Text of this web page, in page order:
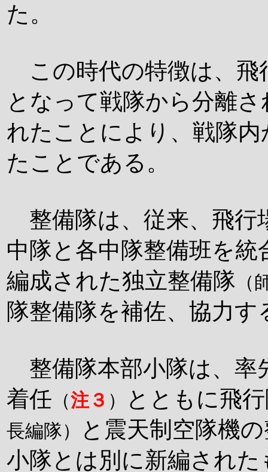
た。
この時代の特徴は、飛
となって戦隊から分離
れたことにより、戦隊
たことである。
整備隊は、従来、飛行
中隊と各中隊整備班を
編成された独立整備隊
隊整備隊を補佐、協力
整備隊本部小隊は、率
着任 （注３ ） とともに飛
長編隊）
と震天制空隊機
小隊とは別に新編され